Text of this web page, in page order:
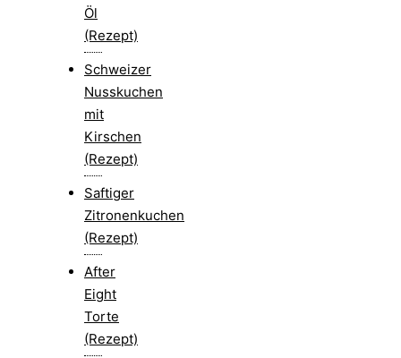
Öl
(Rezept)
Schweizer
Nusskuchen
mit
Kirschen
(Rezept)
Saftiger
Zitronenkuchen
(Rezept)
After
Eight
Torte
(Rezept)